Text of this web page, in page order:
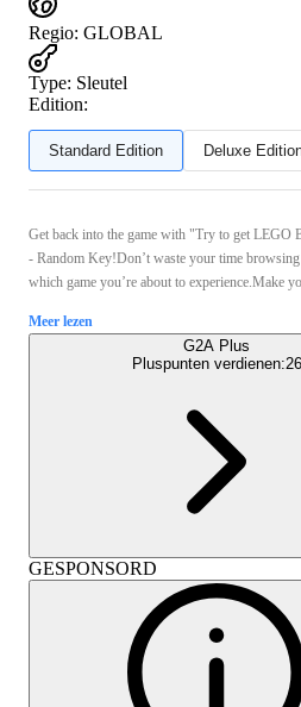
Regio: GLOBAL
Type: Sleutel
Edition:
Standard Edition Deluxe
Get back into the game with "Try to get LEGO
- Random Key!Don’t waste your time
which game you’re about to experience.Make
Meer lezen
G2A Plus
Pluspunten verdienen:26
GESPONSORD